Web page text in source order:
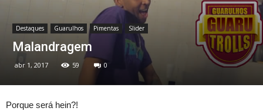
Destaques Guarulhos Pimentas Slider
Malandragem
abr 1, 2017 59 0
Porque será hein?!